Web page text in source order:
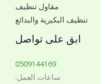
مقاول تنظيف
تنظيف البكيرية والبدائع
ابق على تواصل
0509144169
ساعات العمل: